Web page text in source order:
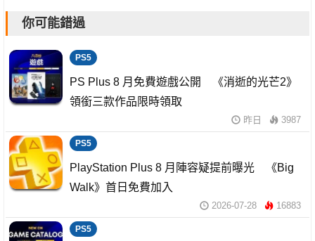
你可能錯過
PS5
PS Plus 8 月免費遊戲公開 《消逝的光芒2》
領銜三款作品限時領取
昨日 3987
PS5
PlayStation Plus 8 月陣容疑提前曝光 《Big
Walk》首日免費加入
2026-07-28 16883
PS5